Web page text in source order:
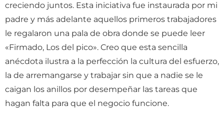
creciendo juntos. Esta iniciativa fue instaurada por mi
padre y más adelante aquellos primeros trabajadores
le regalaron una pala de obra donde se puede leer
«Firmado, Los del pico». Creo que esta sencilla
anécdota ilustra a la perfección la cultura del esfuerzo,
la de arremangarse y trabajar sin que a nadie se le
caigan los anillos por desempeñar las tareas que
hagan falta para que el negocio funcione.